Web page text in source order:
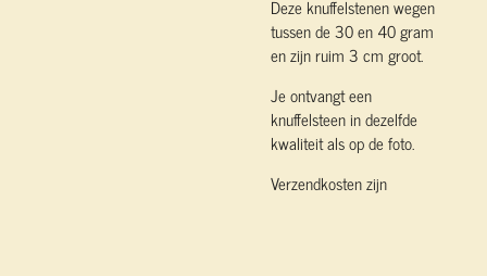
Deze knuffelstenen wegen
tussen de 30 en 40 gram
en zijn ruim 3 cm groot.
Je ontvangt een
knuffelsteen in dezelfde
kwaliteit als op de foto.
Verzendkosten zijn